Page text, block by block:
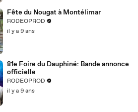
Fête du Nougat à Montélimar
RODEOPROD
il y a 9 ans
81e Foire du Dauphiné: Bande annonce
officielle
RODEOPROD
il y a 9 ans